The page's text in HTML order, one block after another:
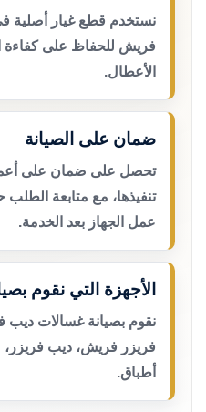
نستخدم قطع غيار أصلية
فريش للحفاظ على كفاءة
الأعطال.
ضمان على الصيانة
تحصل على ضمان على
تنفيذها، مع متابعة الطلب
عمل الجهاز بعد الخدمة.
الأجهزة التي نقوم
نقوم بصيانة غسالات ديب
فريزر فريش، ديب
أطباق.